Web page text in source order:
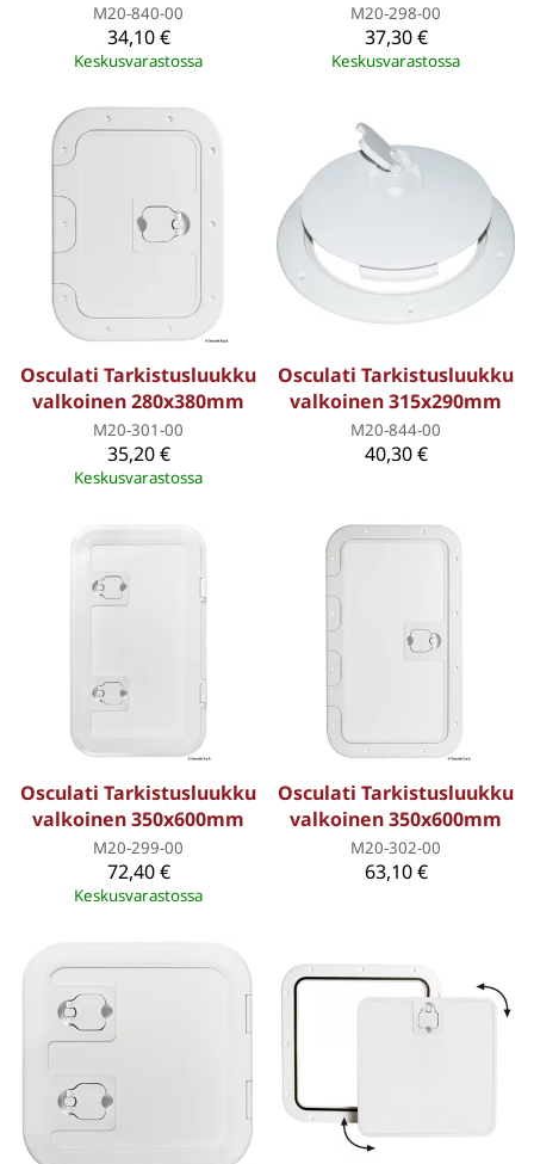
M20-840-00
34,10 €
Keskusvarastossa
M20-298-00
37,30 €
Keskusvarastossa
Osculati Tarkistusluukku
valkoinen 280x380mm
M20-301-00
35,20 €
Keskusvarastossa
Osculati Tarkistusluukku
valkoinen 315x290mm
M20-844-00
40,30 €
Osculati Tarkistusluukku
valkoinen 350x600mm
M20-299-00
72,40 €
Keskusvarastossa
Osculati Tarkistusluukku
valkoinen 350x600mm
M20-302-00
63,10 €